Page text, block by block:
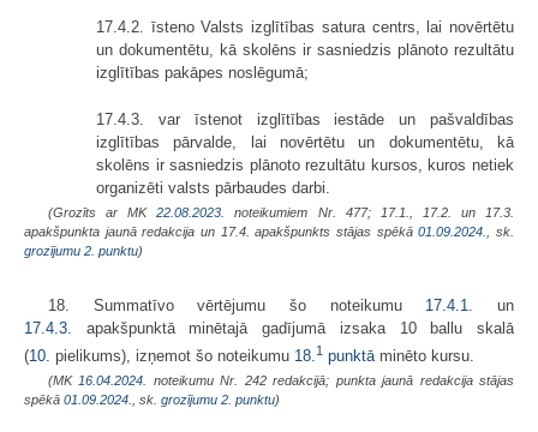
17.4.2. īsteno Valsts izglītības satura centrs, lai novērtētu
un dokumentētu, kā skolēns ir sasniedzis plānoto rezultātu
izglītības pakāpes noslēgumā;
17.4.3. var īstenot izglītības iestāde un pašvaldības
izglītības pārvalde, lai novērtētu un dokumentētu, kā
skolēns ir sasniedzis plānoto rezultātu kursos, kuros netiek
organizēti valsts pārbaudes darbi.
(Grozīts ar MK22.08.2023.
noteikumiem Nr. 477; 17.1., 17.2. un 17.3.
apakšpunkta jaunā redakcija un 17.4. apakšpunkts stājas spēkā01.09.2024.
, sk.
grozījumu 2. punktu)
18. Summatīvo vērtējumu šo noteikumu 17.4.1.
un
17.4.3.
apakšpunktā minētajā gadījumā izsaka 10 ballu skalā
(10. pielikums), izņemot šo noteikumu 18.1 punktāminēto kursu.
(MK 16.04.2024.
noteikumu Nr. 242 redakcijā; punkta jaunā redakcija stājas
spēkā 01.09.2024. , sk. grozījumu 2. punktu)